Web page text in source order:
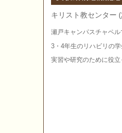
キリスト教センター (
瀬戸キャンパスチャペ
3・4年生のリハビリの
実習や研究のために役